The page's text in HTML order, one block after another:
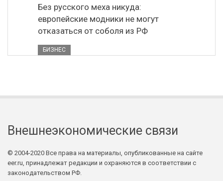
Без русского меха никуда:
европейские модники не могут
отказаться от соболя из РФ
БИЗНЕС
Внешнеэкономические связи
© 2004-2020 Все права на материалы, опубликованные на сайте
eer.ru, принадлежат редакции и охраняются в соответствии с
законодательством РФ.